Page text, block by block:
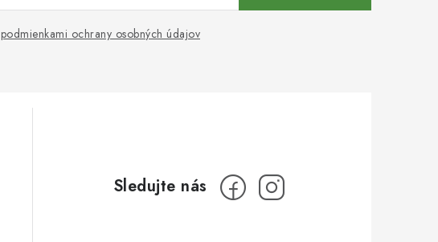
podmienkami ochrany osobných údajov